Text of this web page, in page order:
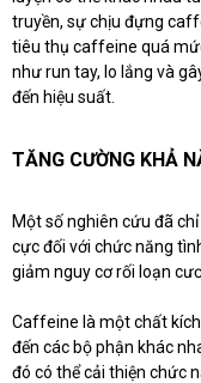
truyền, sự chịu đựng
tiêu thụ caffeine quá
như run tay, lo lắng và
đến hiệu suất.
TĂNG CƯỜNG KHẢ
Một số nghiên cứu đã
cực đối với chức năng
giảm nguy cơ rối loạn
Caffeine là một chất
đến các bộ phận khác
đó có thể cải thiện chức